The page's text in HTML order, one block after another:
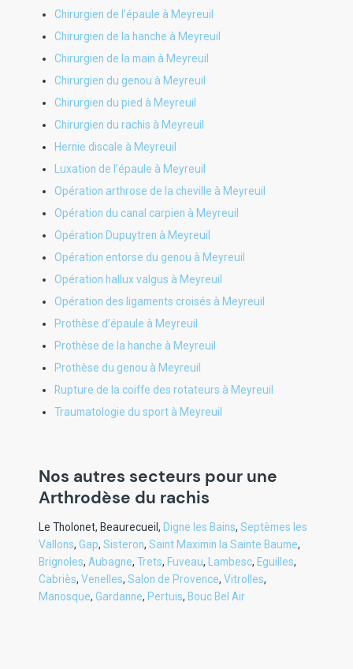
Chirurgien de l’épaule à Meyreuil
Chirurgien de la hanche à Meyreuil
Chirurgien de la main à Meyreuil
Chirurgien du genou à Meyreuil
Chirurgien du pied à Meyreuil
Chirurgien du rachis à Meyreuil
Hernie discale à Meyreuil
Luxation de l’épaule à Meyreuil
Opération arthrose de la cheville à Meyreuil
Opération du canal carpien à Meyreuil
Opération Dupuytren à Meyreuil
Opération entorse du genou à Meyreuil
Opération hallux valgus à Meyreuil
Opération des ligaments croisés à Meyreuil
Prothèse d’épaule à Meyreuil
Prothèse de la hanche à Meyreuil
Prothèse du genou à Meyreuil
Rupture de la coiffe des rotateurs à Meyreuil
Traumatologie du sport à Meyreuil
Nos autres secteurs pour une
Arthrodèse du rachis
Le Tholonet, Beaurecueil , Digne les Bains, Septèmes les
Vallons, Gap, Sisteron, Saint Maximin la Sainte Baume,
Brignoles, Aubagne, Trets, Fuveau, Lambesc, Eguilles,
Cabriès, Venelles, Salon de Provence, Vitrolles,
Manosque, Gardanne, Pertuis, Bouc Bel Air